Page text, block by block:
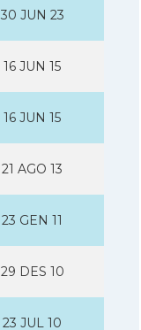
30 JUN 23
16 JUN 15
16 JUN 15
21 AGO 13
23 GEN 11
29 DES 10
23 JUL 10